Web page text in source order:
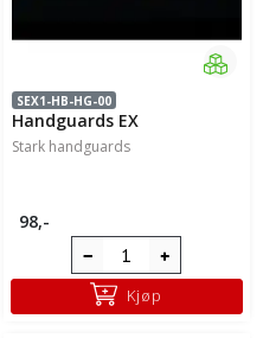
SEX1-HB-HG-00
Handguards EX
Stark handguards
98,-
Kjøp